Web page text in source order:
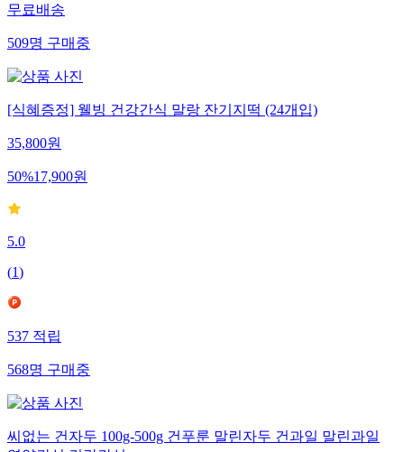
무료배송
509명구매중
[식혜증정] 웰빙 건강간식 말랑 잔기지떡 (24개입)
35,800원
50%17,900원
5.0
(1)
537적립
568명구매중
씨없는 건자두 100g-500g 건푸룬 말린자두 건과일 말린과일